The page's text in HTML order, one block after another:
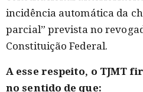
incidência automática da
parcial” prevista no
Constituição Federal.
A esse respeito, o TJMT
no sentido de que: